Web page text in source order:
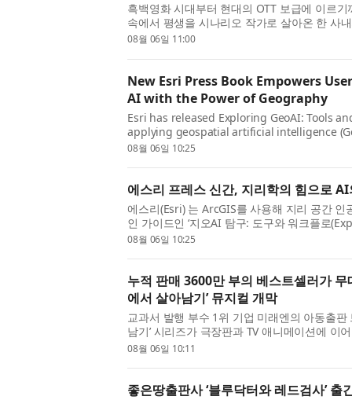
흑백영화 시대부터 현대의 OTT 보급에 이르
속에서 평생을 시나리오 작가로 살아온 한 사
잔하게 그려 낸 박장규 작가의 소설 ‘마음의 고
08월 06일 11:00
New Esri Press Book Empowers
AI with the Power of Geography
Esri has released Exploring GeoAI: Tools
applying geospatial artificial intelligence
GIS professionals, analysts, and data
08월 06일 10:25
에스리 프레스 신간, 지리학의 힘으로
에스리(Esri) 는 ArcGIS를 사용해 지리 공간
인 가이드인 ‘지오AI 탐구: 도구와 워크플로
’를 출간했다. GIS 전문가, 분석가, 데이터 과
08월 06일 10:25
누적 판매 3600만 부의 베스트셀러가
에서 살아남기’ 뮤지컬 개막
교과서 발행 부수 1위 기업 미래엔의 아동출판
남기’ 시리즈가 극장판과 TV 애니메이션에 이
초로 무대화된 ‘AI(인공지능) 세계에서 살아남
08월 06일 10:11
좋은땅출판사 ‘블루닥터와 레드검사’ 출